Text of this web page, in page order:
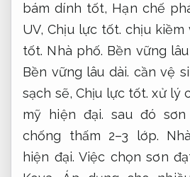
bám dính tốt, Hạn chế
UV,Chịu lực tốt. chịu kiềm
tốt. Nhà phố. Bền vững lâu
Bền vững lâu dài. cần vệ
sạch sẽ, Chịu lực tốt. xử lý
mỹ hiện đại. sau đó
chống thấm 2–3 lớp.
hiện đại. Việc chọn sơn